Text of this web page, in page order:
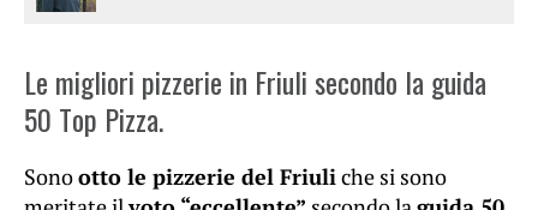
Le migliori pizzerie in Friuli secondo la guida
50 Top Pizza.
Sonootto le pizzerie del Friuliche si sono